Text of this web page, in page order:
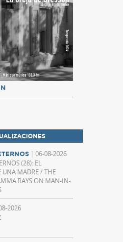
| 06-08-2026
(28): EL
UNA MADRE / THE
RAYS ON MAN-IN-
2026